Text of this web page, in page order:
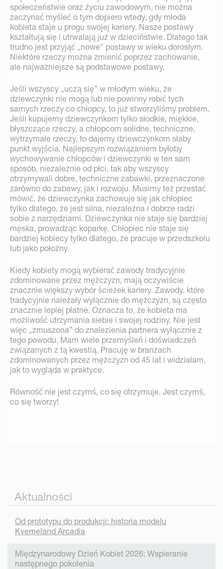
społeczeństwie oraz życiu zawodowym, nie można
zaczynać myśleć o tym dopiero wtedy, gdy młoda
kobieta staje u progu swojej kariery. Nasze postawy
kształtują się i utrwalają już w dzieciństwie. Dlatego tak
trudno jest przyjąć „nowe” postawy w wieku dorosłym.
Niektóre rzeczy można zmienić poprzez zachowanie,
ale najważniejsze są podstawowe postawy.
Jeśli wszyscy „uczą się” w młodym wieku, że
dziewczynki nie mogą lub nie powinny robić tych
samych rzeczy co chłopcy, to już stworzyliśmy problem.
Jeśli kupujemy dziewczynkom tylko słodkie, miękkie,
błyszczące rzeczy, a chłopcom solidne, techniczne,
wytrzymałe rzeczy, to dajemy dziewczynkom słaby
punkt wyjścia. Najlepszym rozwiązaniem byłoby
wychowywanie chłopców i dziewczynki w ten sam
sposób, niezależnie od płci, tak aby wszyscy
otrzymywali dobre, techniczne zabawki, przeznaczone
zarówno do zabawy, jak i rozwoju. Musimy też przestać
mówić, że dziewczynka zachowuje się jak chłopiec
tylko dlatego, że jest silna, niezależna i dobrze radzi
sobie z narzędziami. Dziewczynka nie staje się bardziej
męska, prowadząc koparkę. Chłopiec nie staje się
bardziej kobiecy tylko dlatego, że pracuje w przedszkolu
lub jako położny.
Kiedy kobiety mogą wybierać zawody tradycyjnie
zdominowane przez mężczyzn, mają oczywiście
znacznie większy wybór ścieżek kariery. Zawody, które
tradycyjnie należały wyłącznie do mężczyzn, są często
znacznie lepiej płatne. Oznacza to, że kobieta ma
możliwość utrzymania siebie i swojej rodziny. Nie jest
więc „zmuszona” do znalezienia partnera wyłącznie z
tego powodu. Mam wiele przemyśleń i doświadczeń
związanych z tą kwestią. Pracuję w branżach
zdominowanych przez mężczyzn od 45 lat i widziałam,
jak to wygląda w praktyce.
Równość nie jest czymś, co się otrzymuje. Jest czymś,
co się tworzy!
Aktualności
Od prototypu do produkcji: historia modelu
Kverneland Arcadia
Międzynarodowy Dzień Kobiet 2026: Wspieranie
następnego pokolenia